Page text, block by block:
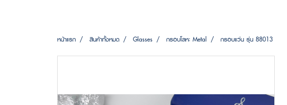
หน้าแรก สินค้าทั้งหมด Glasses กรอบโลหะ Metal กรอบแว่น รุ่น 88013